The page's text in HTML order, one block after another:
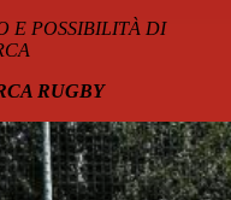
E POSSIBILITÀ DI
RUGBY